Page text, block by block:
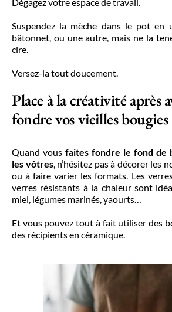
Suspendez la mèche dans le pot en
bâtonnet, ou une autre, mais ne la
cire.
Versez-la tout doucement.
Place à la créativité après
fondre vos vieilles bougies
Quand vous faites fondre le fond de
les vôtres, n’hésitez pas à décorer les
ou à faire varier les formats. Les
verres résistants à la chaleur sont
miel, légumes marinés, yaourts…
Et vous pouvez tout à fait utiliser des
des récipients en céramique.